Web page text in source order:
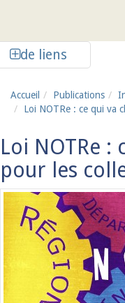
de liens
Accueil Publications
Loi NOTRe : ce qui va
Loi NOTRe :
pour les